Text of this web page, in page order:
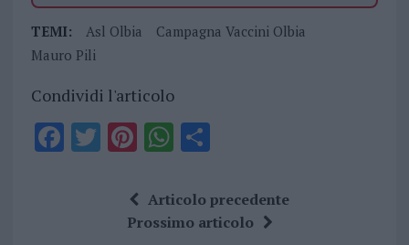
TEMI: Asl Olbia
Campagna Vaccini Olbia
Mauro Pili
Condividi l'articolo
F T Pi
te
re
W
at
s
S
a
re
Articolo precedente
Prossimo articolo